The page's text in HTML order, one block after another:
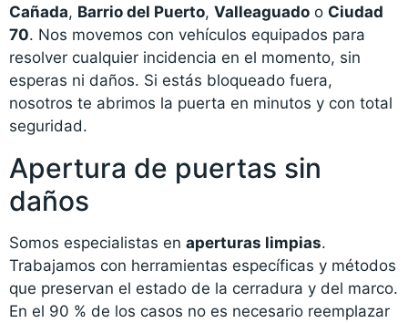
Cañada, Barrio del Puerto, Valleaguado o Ciudad
70. Nos movemos con vehículos equipados para
resolver cualquier incidencia en el momento, sin
esperas ni daños. Si estás bloqueado fuera,
nosotros te abrimos la puerta en minutos y con total
seguridad.
Apertura de puertas sin
daños
Somos especialistas en aperturas limpias.
Trabajamos con herramientas específicas y métodos
que preservan el estado de la cerradura y del marco.
En el 90 % de los casos no es necesario reemplazar